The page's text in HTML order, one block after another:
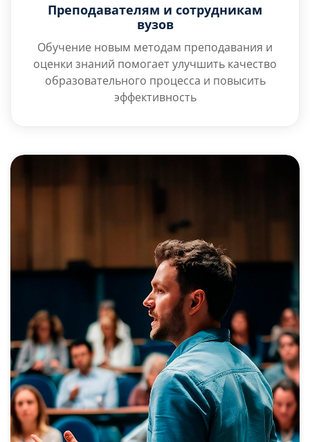
Преподавателям и сотрудникам
вузов
Обучение новым методам преподавания и
оценки знаний помогает улучшить качество
образовательного процесса и повысить
эффективность